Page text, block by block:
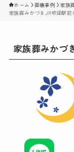
ホーム 葬儀事例
家族
家族葬みかづきJR吹田駅
家族葬みかづ